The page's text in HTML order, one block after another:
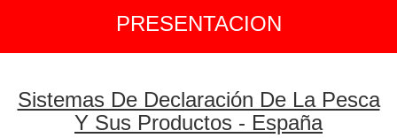
PRESENTACION
Sistemas De Declaración De La Pesca
Y Sus Productos - España